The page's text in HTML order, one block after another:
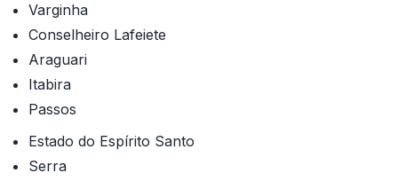
Varginha
Conselheiro Lafeiete
Araguari
Itabira
Passos
Estado do Espírito Santo
Serra